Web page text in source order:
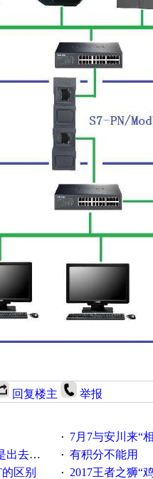
回复楼主 举报
· 7月7与安川来“
要特别注意啊 · 有积分不能用
区别 · 2017王者之狮“鸡”情签到